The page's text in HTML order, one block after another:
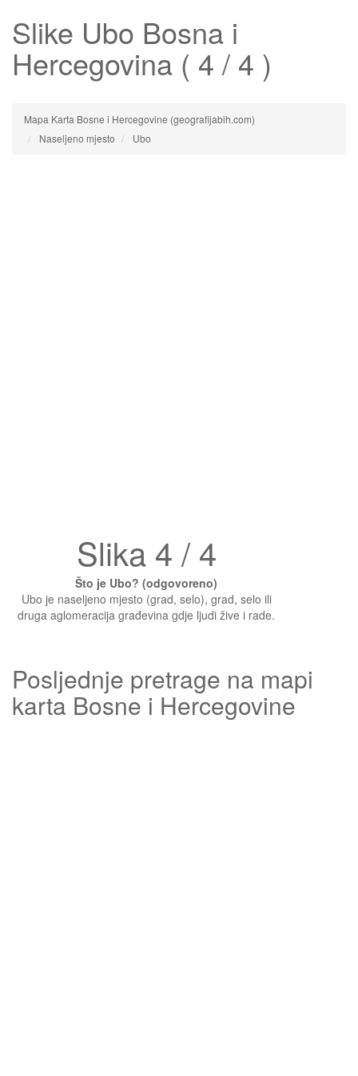
Slike Ubo Bosna i
Hercegovina ( 4 / 4 )
Mapa Karta Bosne i Hercegovine (geografijabih.com)
Naseljeno mjesto
Ubo
Slika 4 / 4
Što je Ubo? (odgovoreno)
Ubo je naseljeno mjesto (grad, selo), grad, selo ili
druga aglomeracija građevina gdje ljudi žive i rade.
Posljednje pretrage na mapi
karta Bosne i Hercegovine